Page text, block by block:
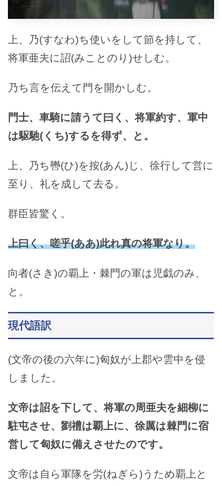
上、乃(すなわ)ち使いをして節を持して、
将軍亜夫に詔(みことのり)せしむ。
乃ち言を伝えて門を開かしむ。
門士、車騎に請うて曰く、将軍約す、軍中
は駆馳(くち)するを得ず、と。
上、乃ち轡(ひ)を按(あん)じ、徐行して営に
至り、礼を成して去る。
群臣皆驚く。
上曰く、嗟乎(ああ)此れ真の将軍なり。
向者(さき)の覇上・棘門の軍は児戯のみ、
と。
現代語訳
(文帝の後の六年に)匈奴が上郡や雲中を侵
しました。
文帝は詔を下して、将軍の周亜夫を細柳に
駐屯させ、劉禮は覇上に、徐厲は棘門に宿
営して匈奴に備えさせたのです。
文帝は自ら軍隊を労(ねぎら)うため覇上と